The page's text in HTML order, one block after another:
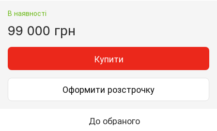
В наявності
99 000 грн
Купити
Оформити розстрочку
До обраного